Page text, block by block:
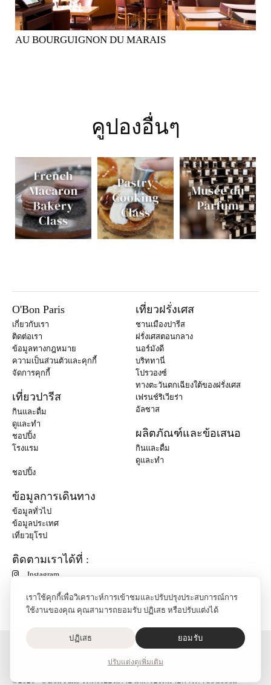
เราใช้คุกกี้เพื่อวิเคราะห์การเข้าชมและปรับปรุงประสบการณ์การ
ใช้งานของคุณ คุณสามารถยอมรับ ปฏิเสธ หรือปรับแต่งได้
ปฏิเสธ ยอมรับ
ปรับแต่งดูเพิ่มเติม
AU BOURGUIGNON DU MARAIS
คูปองอื่นๆ
O'Bon Paris
เกี่ยวกับเรา
ติดต่อเรา
ข้อมูลทางกฎหมาย
ความเป็นส่วนตัวและคุกกี้
จัดการคุกกี้
เที่ยวปารีส
กินและดื่ม
ดูและทำ
ชอปปิ้ง
โรงแรม
เที่ยวฝรั่งเศส
ชานเมืองปารีส
ฝรั่งเศสตอนกลาง
นอร์มังดี
บริททานี่
โปรวองซ์
ทางตะวันตกเฉียงใต้ของฝรั่งเศส
เฟรนช์ริเวียร่า
อัลซาส
ผลิตภัณฑ์และข้อเสนอ
กินและดื่ม
ดูและทำ
ชอปปิ้ง
ข้อมูลการเดินทาง
ข้อมูลทั่วไป
ข้อมูลประเทศ
เที่ยวยุโรป
ติดตามเราได้ที่ :
Instagram
O'Bon Paris - 148 rue de Courcelles - 75017 Paris
©2026 - O'Bon Paris จดทะเบียนภายใต้เครื่องหมายการค้า SoCobon